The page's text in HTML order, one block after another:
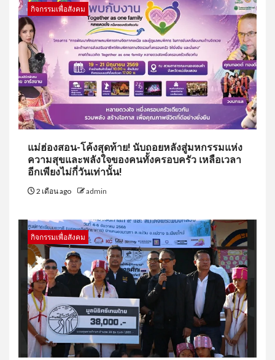
กิจกรรมเพื่อสังคม
แม่ฮ่องสอน-โค้งสุดท้าย! นับถอยหลังสู่มหกรรมแห่ง
ความสุขและพลังใจของคนทั้งครอบครัว เหลือเวลา
อีกเพียงไม่กี่วันเท่านั้น!
2 เดือน ago admin
กิจกรรมเพื่อสังคม